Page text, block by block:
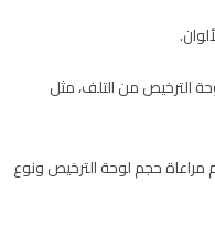
الترخيص من التلف، مثل
مراعاة حجم لوحة الترخيص ونوع